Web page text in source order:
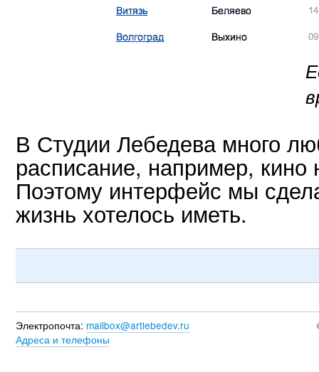
В Студии Лебедева много
расписание, например, кино
Поэтому интерфейс мы
жизнь хотелось иметь.
Электропочта: mailbox@artlebedev.ru
Адреса и телефоны